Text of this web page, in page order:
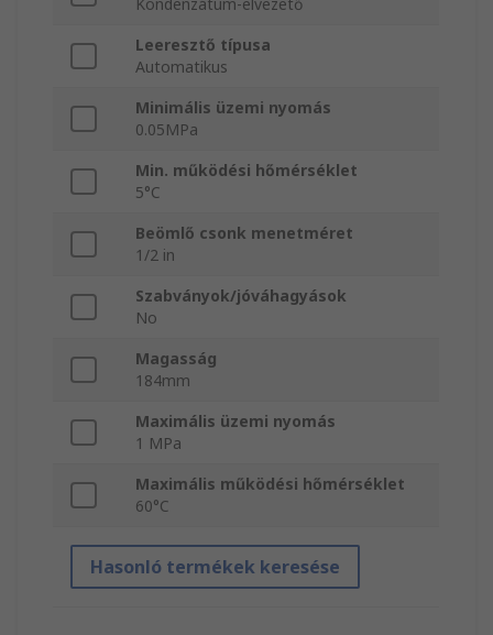
Kondenzátum-elvezető
Leeresztő típusa
Automatikus
Minimális üzemi nyomás
0.05MPa
Min. működési hőmérséklet
5°C
Beömlő csonk menetméret
1/2 in
Szabványok/jóváhagyások
No
Magasság
184mm
Maximális üzemi nyomás
1 MPa
Maximális működési hőmérséklet
60°C
Hasonló termékek keresése